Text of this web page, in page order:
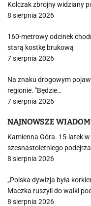
Kolczak zbrojny widziany
8 sierpnia 2026
160-metrowy odcinek
starą kostkę brukową
7 sierpnia 2026
Na znaku drogowym
regionie. "Będzie…
7 sierpnia 2026
NAJNOWSZE
Kamienna Góra. 15-latek
szesnastoletniego
8 sierpnia 2026
„Polska dywizja była
Maczka ruszyli do walki
8 sierpnia 2026